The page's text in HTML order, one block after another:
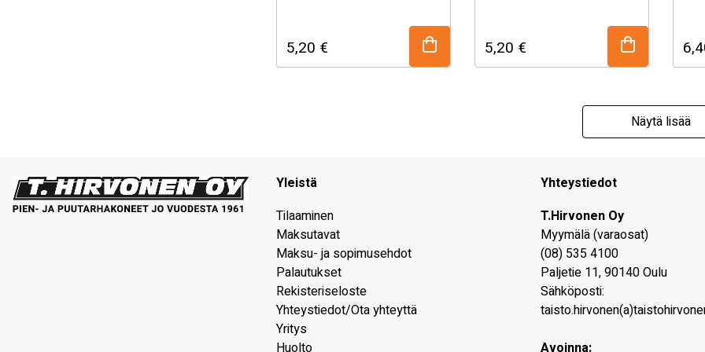
Katso sopivuustaulukko
alhaalta!
Mikäli olet epävarma
5,20 €
Katso sopivuustaulukko
alhaalta!
Mikäli olet epävarma
myymälästämme!
5,20 €
Näytä lisää
Yleistä
Tilaaminen
Maksutavat
Maksu- ja sopimusehdot
Palautukset
Rekisteriseloste
Yhteystiedot/Ota yhteyttä
Yritys
Yhteystiedot
T.Hirvonen Oy
Myymälä (varaosat)
(08) 535 4100
Paljetie 11,90140Oulu
Sähköposti: